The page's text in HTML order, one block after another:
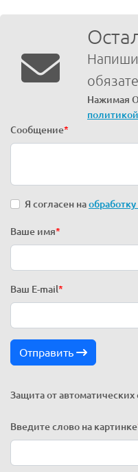
Нажимая
Сообщение*
Я согласен на
Ваше имя*
Ваш E-mail *
Отправить
Защита от
Введите слово на картинке